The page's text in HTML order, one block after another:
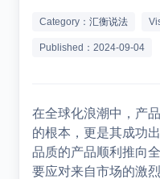
Category： 汇衡说法
Published：2024-09-04
在全球化浪潮中，产
的根本，更是其成功
品质的产品顺利推向
要应对来自市场的激